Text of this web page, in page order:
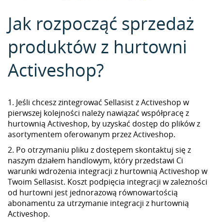
Jak rozpocząć sprzedaż
produktów z hurtowni
Activeshop?
1. Jeśli chcesz zintegrować Sellasist z Activeshop w
pierwszej kolejności należy nawiązać współpracę z
hurtownią Activeshop, by uzyskać dostęp do plików z
asortymentem oferowanym przez Activeshop.
2. Po otrzymaniu pliku z dostępem skontaktuj się z
naszym działem handlowym, który przedstawi Ci
warunki wdrożenia integracji z hurtownią Activeshop w
Twoim Sellasist. Koszt podpięcia integracji w zależności
od hurtowni jest jednorazową równowartością
abonamentu za utrzymanie integracji z hurtownią
Activeshop.